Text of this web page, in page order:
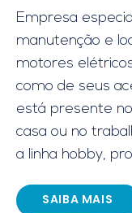
Empresa
manutenção e
motores
como de seus
está presente
casa ou no
a linha hobby,
SAIBA MAIS